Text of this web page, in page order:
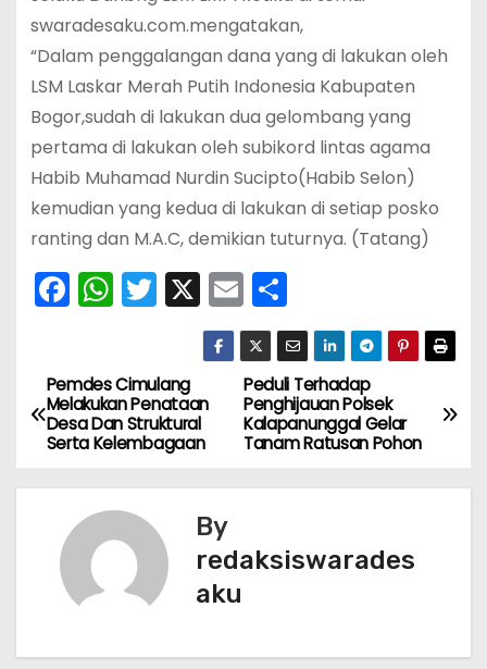
swaradesaku.com.mengatakan,
“Dalam penggalangan dana yang di lakukan oleh
LSM Laskar Merah Putih Indonesia Kabupaten
Bogor,sudah di lakukan dua gelombang yang
pertama di lakukan oleh subikord lintas agama
Habib Muhamad Nurdin Sucipto(Habib Selon)
kemudian yang kedua di lakukan di setiap posko
ranting dan M.A.C, demikian tuturnya. (Tatang)
F
a
e
b
o
o
k
W
h
ts
A
p
p
T
w
er
X E
m
ai
l
S
h
ar
e
N
a
v
Peduli Terhadap
Penghijauan Polsek
Kalapanunggal Gelar
Tanam Ratusan Pohon
Pemdes Cimulang
Melakukan Penataan
Desa Dan Struktural
Serta Kelembagaan
By
redaksiswarades
aku